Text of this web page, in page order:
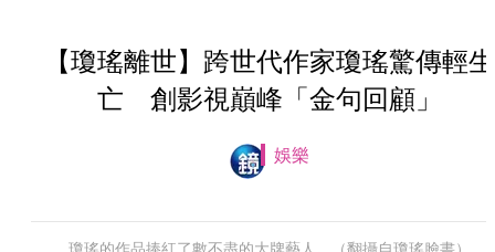
【瓊瑤離世】跨世代作家瓊瑤驚傳輕生
亡 創影視巔峰「金句回顧」
娛樂